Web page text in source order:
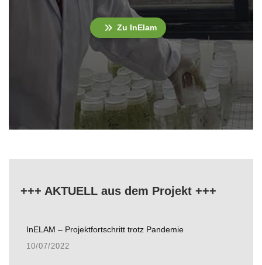
Zu InElam
+++ AKTUELL aus dem Projekt +++
InELAM – Projektfortschritt trotz Pandemie
10/07/2022